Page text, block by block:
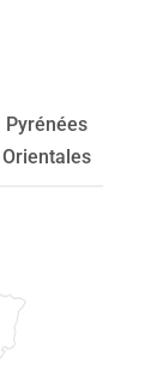
Pyrénées
Orientales